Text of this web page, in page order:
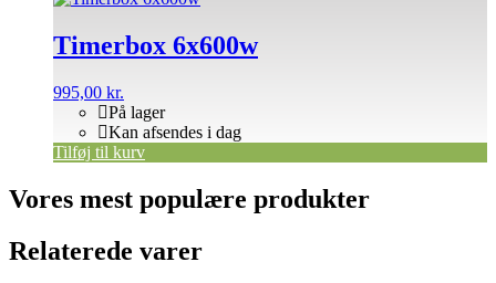
Timerbox 6x600w
995,00 kr.
På lager
Kan afsendes i dag
Tilføj til kurv
Vores mest populære produkter
Relaterede varer